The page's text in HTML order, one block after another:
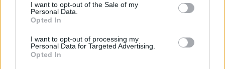
I want to opt-out of the Sale of my
Personal Data.
Opted In
I want to opt-out of processing my
Personal Data for Targeted Advertising.
Opted In
DALLA HOME